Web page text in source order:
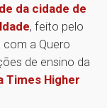
da cidade de
, feito pelo
com a Quero
de ensino da
Times Higher